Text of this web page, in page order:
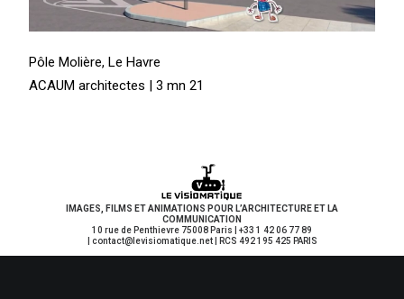
Pôle Molière, Le Havre
ACAUM architectes | 3 mn 21
IMAGES, FILMS ET ANIMATIONS POUR L’ARCHITECTURE ET LA
COMMUNICATION
10 rue de Penthievre 75008 Paris | +33 1 42 06 77 89
| contact@levisiomatique.net | RCS 492 195 425 PARIS